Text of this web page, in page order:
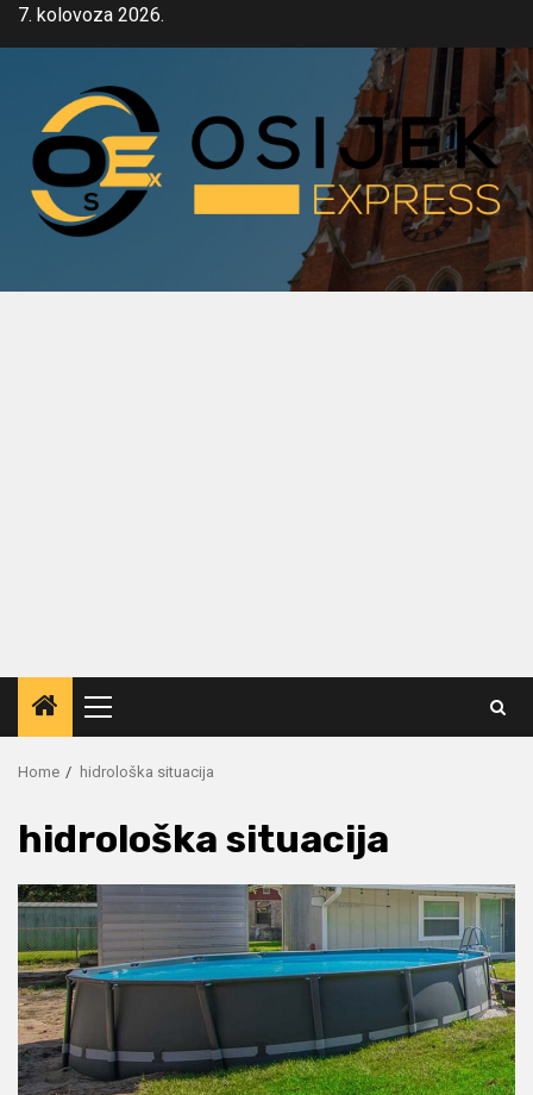
Skip7. kolovoza 2026.
Primary
Menu
Home hidrološka situacija
hidrološka situacija